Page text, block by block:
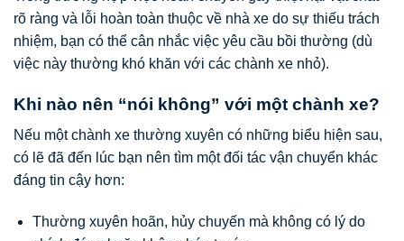
rõ ràng và lỗi hoàn toàn thuộc về nhà xe do sự thiếu trách
nhiệm, bạn có thể cân nhắc việc yêu cầu bồi thường (dù
việc này thường khó khăn với các chành xe nhỏ).
Khi nào nên “nói không” với một chành xe?
Nếu một chành xe thường xuyên có những biểu hiện sau,
có lẽ đã đến lúc bạn nên tìm một đối tác vận chuyển khác
đáng tin cậy hơn:
Thường xuyên hoãn, hủy chuyến mà không có lý do